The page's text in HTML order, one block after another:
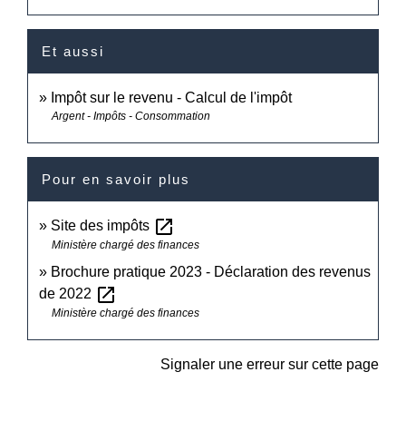
Et aussi
Impôt sur le revenu - Calcul de l'impôt
Argent - Impôts - Consommation
Pour en savoir plus
Site des impôts open_in_new
Ministère chargé des finances
Brochure pratique 2023 - Déclaration des revenus
de 2022 open_in_new
Ministère chargé des finances
Signaler une erreur sur cette page